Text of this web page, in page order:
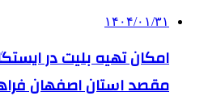
۱۴۰۴/۰۱/۳۱
امکان تهیه بلیت در
مقصد استان اصفهان